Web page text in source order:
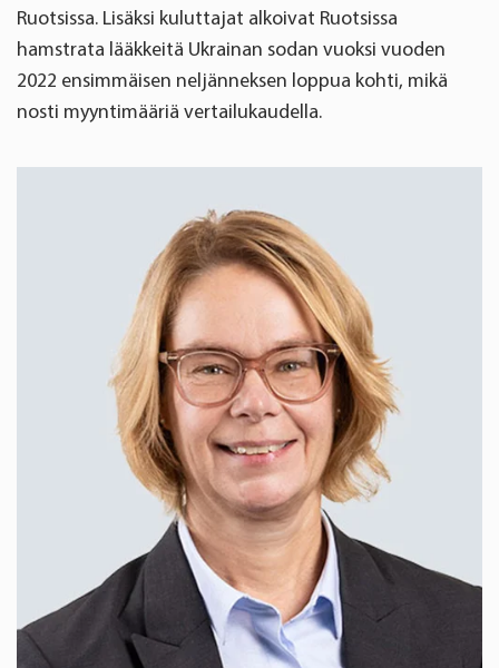
Ruotsissa. Lisäksi kuluttajat alkoivat Ruotsissa
hamstrata lääkkeitä Ukrainan sodan vuoksi vuoden
2022 ensimmäisen neljänneksen loppua kohti, mikä
nosti myyntimääriä vertailukaudella.